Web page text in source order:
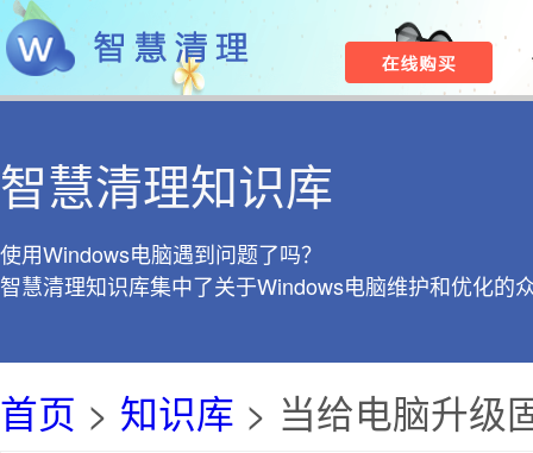
智慧清理知识库
使用Windows电脑遇到问题了吗？
智慧清理知识库集中了关于Windows电脑维护和优化的
首页 > 知识库 > 当给电脑升级